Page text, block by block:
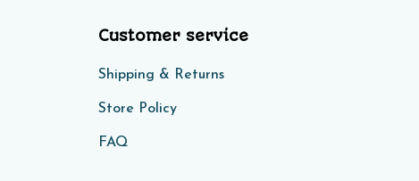
Customer service
Shipping & Returns
Store Policy​​
FAQ